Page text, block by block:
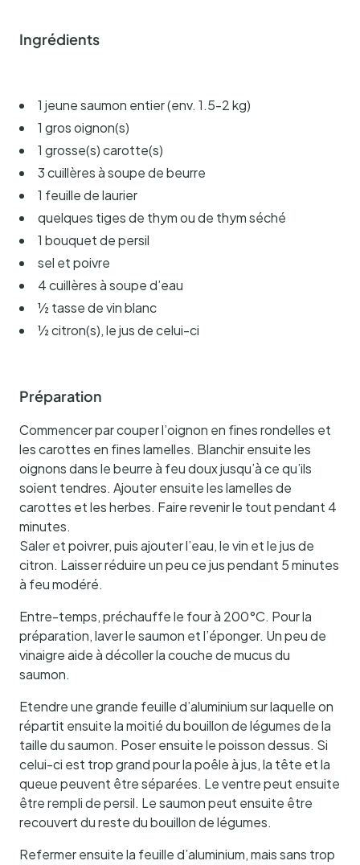
Ingrédients
1 jeune saumon entier (env. 1.5-2 kg)
1 gros oignon(s)
1 grosse(s) carotte(s)
3 cuillères à soupe de beurre
1 feuille de laurier
quelques tiges de thym ou de thym séché
1 bouquet de persil
sel et poivre
4 cuillères à soupe d’eau
½ tasse de vin blanc
½ citron(s), le jus de celui-ci
Préparation
Commencer par couper l’oignon en fines rondelles et
les carottes en fines lamelles. Blanchir ensuite les
oignons dans le beurre à feu doux jusqu’à ce qu’ils
soient tendres. Ajouter ensuite les lamelles de
carottes et les herbes. Faire revenir le tout pendant 4
minutes.
Saler et poivrer, puis ajouter l’eau, le vin et le jus de
citron. Laisser réduire un peu ce jus pendant 5 minutes
à feu modéré.
Entre-temps, préchauffe le four à 200°C. Pour la
préparation, laver le saumon et l’éponger. Un peu de
vinaigre aide à décoller la couche de mucus du
saumon.
Etendre une grande feuille d’aluminium sur laquelle on
répartit ensuite la moitié du bouillon de légumes de la
taille du saumon. Poser ensuite le poisson dessus. Si
celui-ci est trop grand pour la poêle à jus, la tête et la
queue peuvent être séparées. Le ventre peut ensuite
être rempli de persil. Le saumon peut ensuite être
recouvert du reste du bouillon de légumes.
Refermer ensuite la feuille d’aluminium, mais sans trop